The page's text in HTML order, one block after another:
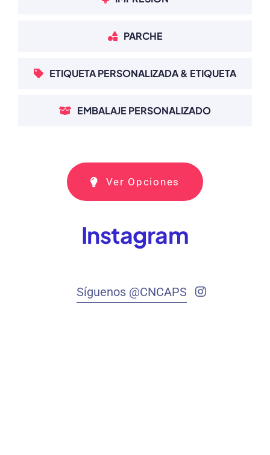
PARCHE
ETIQUETA PERSONALIZADA & ETIQUETA
EMBALAJE PERSONALIZADO
Ver Opciones
Instagram
Síguenos @CNCAPS